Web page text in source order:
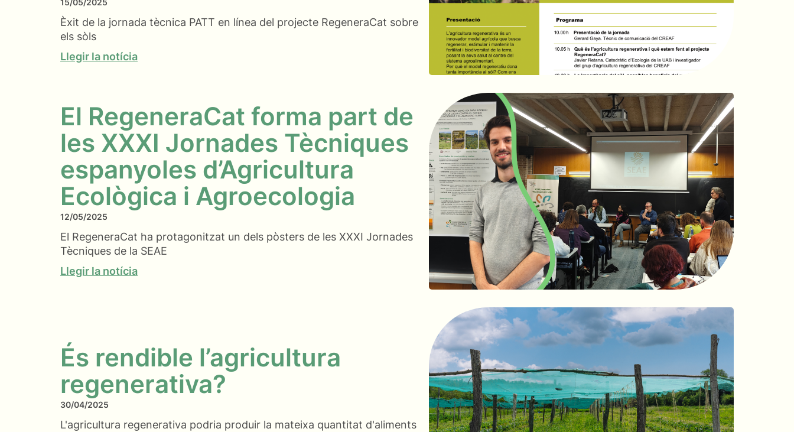
15/05/2025
Èxit de la jornada tècnica PATT en línea del projecte RegeneraCat sobre
els sòls
Llegir la notícia
El RegeneraCat forma part de
les XXXI Jornades Tècniques
espanyoles d’Agricultura
Ecològica i Agroecologia
12/05/2025
El RegeneraCat ha protagonitzat un dels pòsters de les XXXI Jornades
Tècniques de la SEAE
Llegir la notícia
És rendible l’agricultura
regenerativa?
30/04/2025
L'agricultura regenerativa podria produir la mateixa quantitat d'aliments